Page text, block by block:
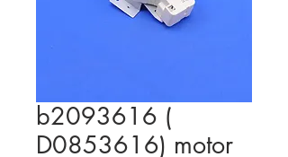
b2093616 (
D0853616) motor